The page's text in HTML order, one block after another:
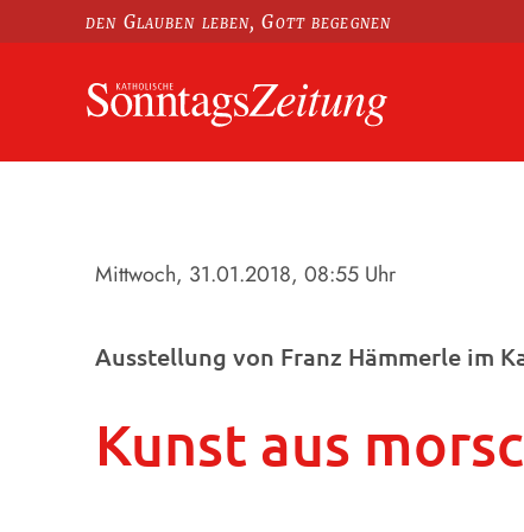
den Glauben leben, Gott begegnen
Mittwoch, 31.01.2018, 08:55 Uhr
Ausstellung von Franz Hämmerle im
Kunst aus